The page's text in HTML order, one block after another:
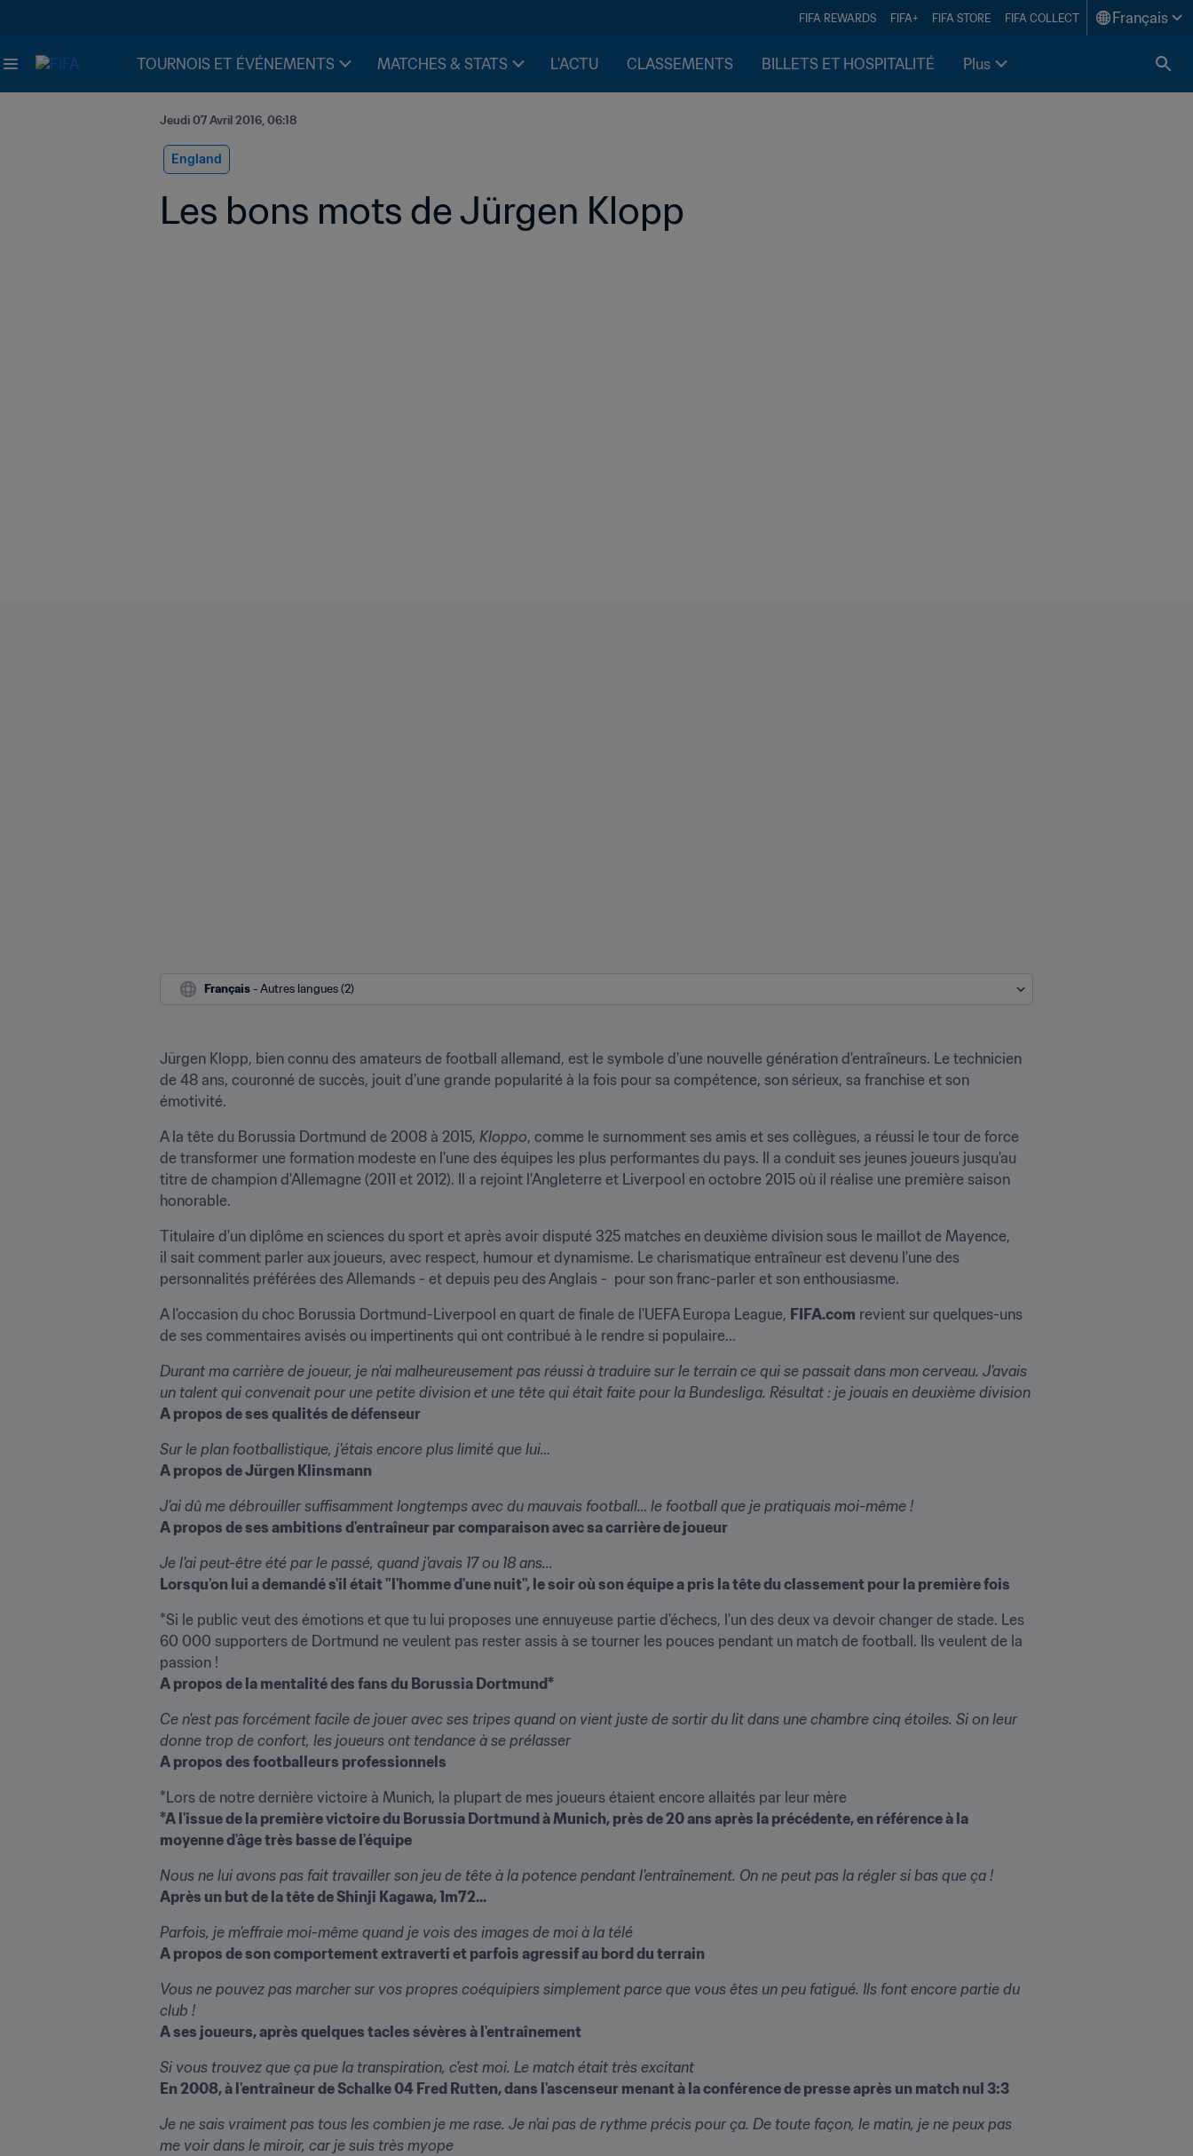
FIFA REWARDS FIFA+ FIFA STORE FIFA COLLECT Français
TOURNOIS ET ÉVÉNEMENTS MATCHES & STATS L'ACTU CLASSEMENTS BILLETS ET HOSPITALITÉ Plus
Jeudi 07 Avril 2016, 06:18
England
Les bons mots de Jürgen Klopp
Français - Autres langues (2)
Jürgen Klopp, bien connu des amateurs de football allemand, est le symbole d'une nouvelle génération d'entraîneurs. Le technicien
de 48 ans, couronné de succès, jouit d'une grande popularité à la fois pour sa compétence, son sérieux, sa franchise et son
émotivité.
A la tête du Borussia Dortmund de 2008 à 2015, Kloppo, comme le surnomment ses amis et ses collègues, a réussi le tour de force
de transformer une formation modeste en l'une des équipes les plus performantes du pays. Il a conduit ses jeunes joueurs jusqu'au
titre de champion d'Allemagne (2011 et 2012). Il a rejoint l'Angleterre et Liverpool en octobre 2015 où il réalise une première saison
honorable.
Titulaire d'un diplôme en sciences du sport et après avoir disputé 325 matches en deuxième division sous le maillot de Mayence,
il sait comment parler aux joueurs, avec respect, humour et dynamisme. Le charismatique entraîneur est devenu l'une des
personnalités préférées des Allemands - et depuis peu des Anglais -  pour son franc-parler et son enthousiasme.
A l'occasion du choc Borussia Dortmund-Liverpool en quart de finale de l'UEFA Europa League, FIFA.com revient sur quelques-uns
de ses commentaires avisés ou impertinents qui ont contribué à le rendre si populaire...
Durant ma carrière de joueur, je n'ai malheureusement pas réussi à traduire sur le terrain ce qui se passait dans mon cerveau. J'avais
un talent qui convenait pour une petite division et une tête qui était faite pour la Bundesliga. Résultat : je jouais en deuxième division
A propos de ses qualités de défenseur
Sur le plan footballistique, j'étais encore plus limité que lui…
A propos de Jürgen Klinsmann
J'ai dû me débrouiller suffisamment longtemps avec du mauvais football… le football que je pratiquais moi-même !
A propos de ses ambitions d'entraîneur par comparaison avec sa carrière de joueur
Je l'ai peut-être été par le passé, quand j'avais 17 ou 18 ans...
Lorsqu'on lui a demandé s'il était "l'homme d'une nuit", le soir où son équipe a pris la tête du classement pour la première fois
*Si le public veut des émotions et que tu lui proposes une ennuyeuse partie d'échecs, l'un des deux va devoir changer de stade. Les
60 000 supporters de Dortmund ne veulent pas rester assis à se tourner les pouces pendant un match de football. Ils veulent de la
A propos de la mentalité des fans du Borussia Dortmund*
Ce n'est pas forcément facile de jouer avec ses tripes quand on vient juste de sortir du lit dans une chambre cinq étoiles. Si on leur
donne trop de confort, les joueurs ont tendance à se prélasser
A propos des footballeurs professionnels
*A l'issue de la première victoire du Borussia Dortmund à Munich, près de 20 ans après la précédente, en référence à la
moyenne d'âge très basse de l'équipe
Nous ne lui avons pas fait travailler son jeu de tête à la potence pendant l'entraînement. On ne peut pas la régler si bas que ça !
Après un but de la tête de Shinji Kagawa, 1m72...
Parfois, je m'effraie moi-même quand je vois des images de moi à la télé
A propos de son comportement extraverti et parfois agressif au bord du terrain
Vous ne pouvez pas marcher sur vos propres coéquipiers simplement parce que vous êtes un peu fatigué. Ils font encore partie du
club !
A ses joueurs, après quelques tacles sévères à l'entraînement
Si vous trouvez que ça pue la transpiration, c'est moi. Le match était très excitant
En 2008, à l'entraîneur de Schalke 04 Fred Rutten, dans l'ascenseur menant à la conférence de presse après un match nul 3:3
Je ne sais vraiment pas tous les combien je me rase. Je n'ai pas de rythme précis pour ça. De toute façon, le matin, je ne peux pas
me voir dans le miroir, car je suis très myope